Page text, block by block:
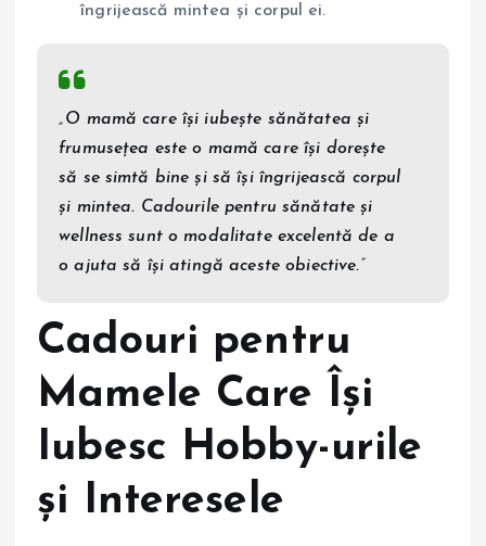
îngrijească mintea și corpul ei.
„O mamă care își iubește sănătatea și
frumusețea este o mamă care își dorește
să se simtă bine și să își îngrijească corpul
și mintea. Cadourile pentru sănătate și
wellness sunt o modalitate excelentă de a
o ajuta să își atingă aceste obiective.”
Cadouri pentru
Mamele Care Își
Iubesc Hobby-urile
și Interesele